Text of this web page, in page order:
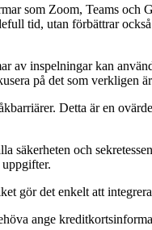
som Zoom, Teams och
tid, utan förbättrar
av inspelningar kan
på det som verkligen
Detta är en
säkerheten och
det enkelt att integrera
ange